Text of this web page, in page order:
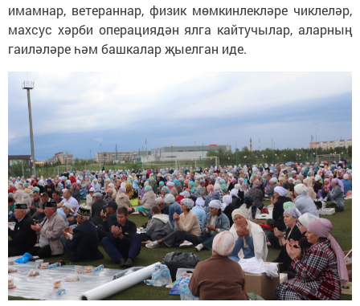
имамнар, ветераннар, физик мөмкинлекләре чиклеләр,
махсус хәрби операциядән ялга кайтучылар, аларның
гаиләләре һәм башкалар җыелган иде.